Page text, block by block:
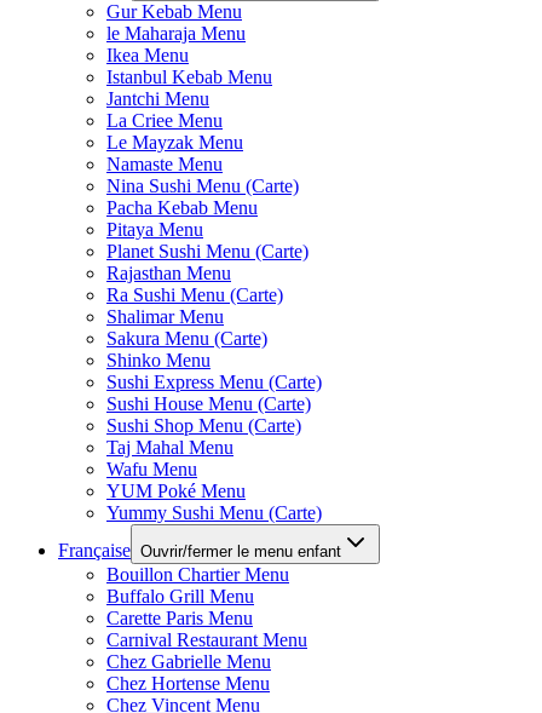
Gur Kebab Menu
le Maharaja Menu
Ikea Menu
Istanbul Kebab Menu
Jantchi Menu
La Criee Menu
Le Mayzak Menu
Namaste Menu
Nina Sushi Menu (Carte)
Pacha Kebab Menu
Pitaya Menu
Planet Sushi Menu (Carte)
Rajasthan Menu
Ra Sushi Menu (Carte)
Shalimar Menu
Sakura Menu (Carte)
Shinko Menu
Sushi Express Menu (Carte)
Sushi House Menu (Carte)
Sushi Shop Menu (Carte)
Taj Mahal Menu
Wafu Menu
YUM Poké Menu
Yummy Sushi Menu (Carte)
Française Ouvrir/fermer le menu enfant
Bouillon Chartier Menu
Buffalo Grill Menu
Carette Paris Menu
Carnival Restaurant Menu
Chez Gabrielle Menu
Chez Hortense Menu
Chez Vincent Menu